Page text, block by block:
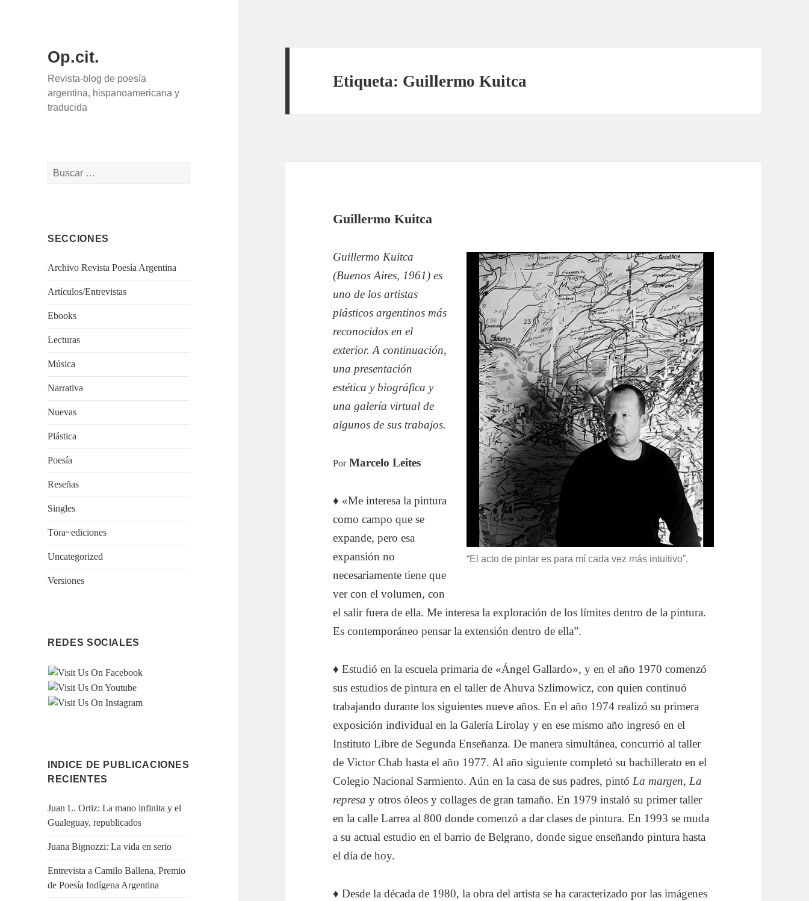
Op.cit.
Revista-blog de poesía
argentina, hispanoamericana y
traducida
Buscar:
SECCIONES
Archivo Revista Poesía Argentina
Artículos/Entrevistas
Ebooks
Lecturas
Música
Narrativa
Nuevas
Plástica
Poesía
Reseñas
Singles
Tōra~ediciones
Uncategorized
Versiones
REDES SOCIALES
INDICE DE PUBLICACIONES
RECIENTES
Juan L. Ortiz: La mano infinita y el
Gualeguay, republicados
Juana Bignozzi: La vida en serio
Entrevista a Camilo Ballena, Premio
de Poesía Indígena Argentina
Etiqueta: Guillermo Kuitca
Guillermo Kuitca
“El acto de pintar es para mí cada vez más intuitivo”.
Guillermo Kuitca
(Buenos Aires, 1961) es
uno de los artistas
plásticos argentinos más
reconocidos en el
exterior. A continuación,
una presentación
estética y biográfica y
una galería virtual de
algunos de sus trabajos.
Por Marcelo Leites
♦ «Me interesa la pintura
como campo que se
expande, pero esa
expansión no
necesariamente tiene que
ver con el volumen, con
el salir fuera de ella. Me interesa la exploración de los límites dentro de la pintura.
Es contemporáneo pensar la extensión dentro de ella”.
♦ Estudió en la escuela primaria de «Ángel Gallardo», y en el año 1970 comenzó
sus estudios de pintura en el taller de Ahuva Szlimowicz, con quien continuó
trabajando durante los siguientes nueve años. En el año 1974 realizó su primera
exposición individual en la Galería Lirolay y en ese mismo año ingresó en el
Instituto Libre de Segunda Enseñanza. De manera simultánea, concurrió al taller
de Victor Chab hasta el año 1977. Al año siguiente completó su bachillerato en el
Colegio Nacional Sarmiento. Aún en la casa de sus padres, pintó La margen, La
represa y otros óleos y collages de gran tamaño. En 1979 instaló su primer taller
en la calle Larrea al 800 donde comenzó a dar clases de pintura. En 1993 se muda
a su actual estudio en el barrio de Belgrano, donde sigue enseñando pintura hasta
el día de hoy.
♦ Desde la década de 1980, la obra del artista se ha caracterizado por las imágenes